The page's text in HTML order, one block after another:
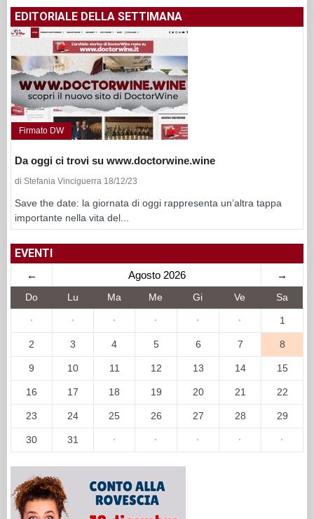
EDITORIALE DELLA SETTIMANA
Firmato DW
Da oggi ci trovi su www.doctorwine.wine
di Stefania Vinciguerra 18/12/23
Save the date: la giornata di oggi rappresenta un’altra tappa
importante nella vita del...
EVENTI
← Agosto 2026 →
Do Lu Ma Me Gi Ve Sa
· · · · · · 1
2 3 4 5 6 7 8
9 10 11 12 13 14 15
16 17 18 19 20 21 22
23 24 25 26 27 28 29
30 31 · · · · ·